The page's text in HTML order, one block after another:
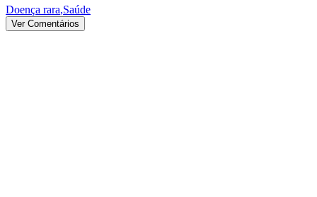
Doença rara,Saúde
Ver Comentários